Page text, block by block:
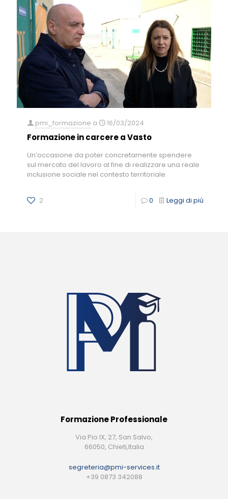
pmi_formazione a 16/03/2024
Formazione in carcere a Vasto
Un’occasione da poter concretamente spendere
sul mercato del lavoro al fine di realizzare una reale
inclusione sociale nel contesto territoriale.
2 0 Leggi di più
Formazione Professionale
Via Pio IX, 27, San Salvo,
66050, Chieti,Italia
segreteria@pmi-services.it
+39 0873 342088